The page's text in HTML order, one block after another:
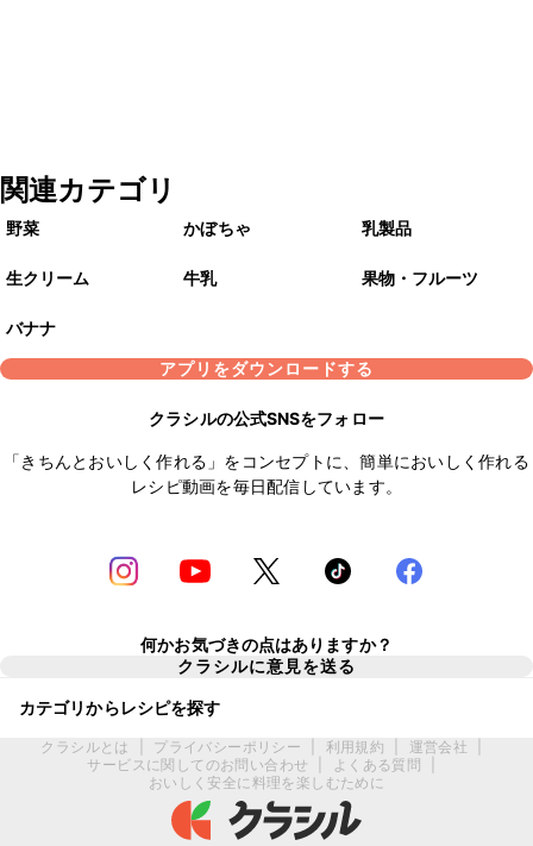
関連カテゴリ
野菜 かぼちゃ 乳製品
生クリーム 牛乳 果物・フルーツ
バナナ
アプリをダウンロードする
クラシルの公式SNSをフォロー
「きちんとおいしく作れる」をコンセプトに、簡単においしく作れる
レシピ動画を毎日配信しています。
何かお気づきの点はありますか？
クラシルに意見を送る
カテゴリからレシピを探す
クラシルとは プライバシーポリシー 利用規約 運営会社
サービスに関してのお問い合わせ
よくある質問
おいしく安全に料理を楽しむために